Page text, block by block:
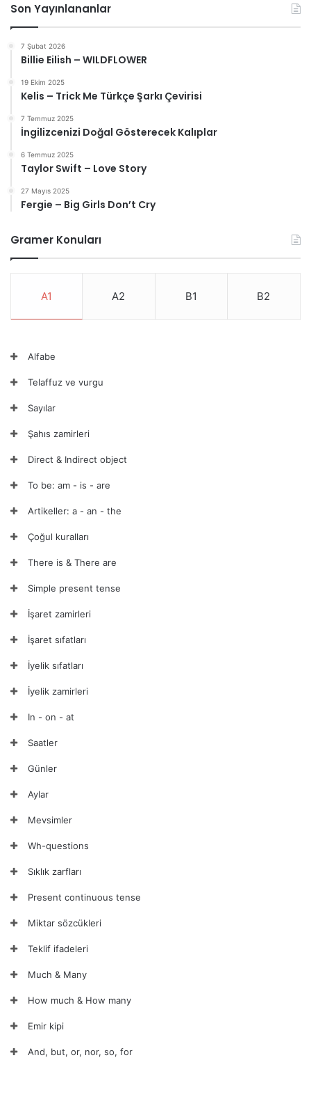
Son Yayınlananlar
7 Şubat 2026
Billie Eilish – WILDFLOWER
19 Ekim 2025
Kelis – Trick Me Türkçe Şarkı Çevirisi
7 Temmuz 2025
İngilizcenizi Doğal Gösterecek Kalıplar
6 Temmuz 2025
Taylor Swift – Love Story
27 Mayıs 2025
Fergie – Big Girls Don’t Cry
Gramer Konuları
A1 A2 B1 B2
Alfabe
Telaffuz ve vurgu
Sayılar
Şahıs zamirleri
Direct & Indirect object
To be: am - is - are
Artikeller: a - an - the
Çoğul kuralları
There is & There are
Simple present tense
İşaret zamirleri
İşaret sıfatları
İyelik sıfatları
İyelik zamirleri
In - on - at
Saatler
Günler
Aylar
Mevsimler
Wh-questions
Sıklık zarfları
Present continuous tense
Miktar sözcükleri
Teklif ifadeleri
Much & Many
How much & How many
Emir kipi
And, but, or, nor, so, for